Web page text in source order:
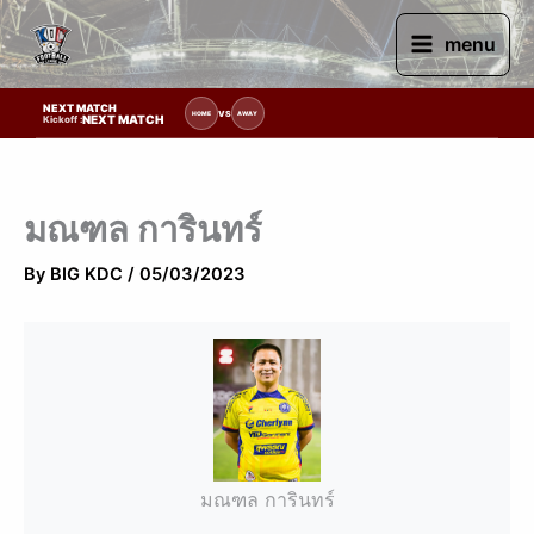
Skip
to
content
menu
NEXT MATCH
Kickoff :NEXT MATCH HOME VS AWAY
ายการแข่งขัน | รอระบุวันแข่งขัน | รอข้อมูลทีมแข่งขัน
มณฑล การินทร์
By BIG KDC / 05/03/2023
มณฑล การินทร์